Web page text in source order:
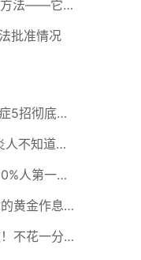
7分钟锻炼法的具体操作方法——它确实有效，但有一个前提
批准情况
龟头红痒别慌！4步辨炎症5招彻底防复发
越洗鼻子越堵？90%鼻炎人不知道的洗鼻真相
一管扶他林竟成隐患？90%人第一步就错了！
别硬扛了！用3周找到你的黄金作息你的身体在等你
4道家常素菜补肾真有效！不花一分钱还比生蚝更温和